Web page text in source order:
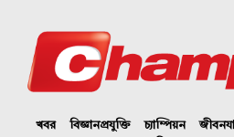
খবর বিজ্ঞানপ্রযুক্তি চ্যাম্পিয়ন